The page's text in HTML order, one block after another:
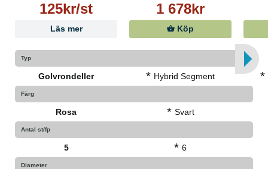
125kr/st
Läs mer
1 678kr
Köp
Typ
Golvrondeller * Hybrid Segment *
Färg
Rosa * Svart
Antal st/fp
5 * 6
Diameter